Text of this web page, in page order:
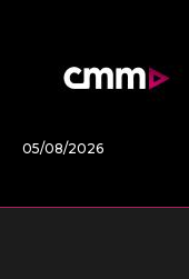
05/08/2026